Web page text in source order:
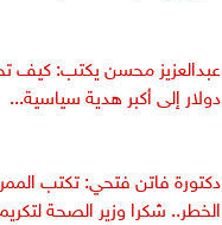
دولار إلى أكبر هدية سياسية...
دكتورة فاتن فتحي: تكتب
الخطر.. شكرا وزير الصحة